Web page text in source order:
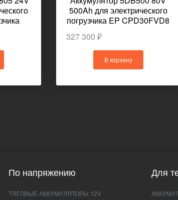
500Ah для электрического
погрузчика EP CPD30FVD8
327 300 ₽
В корзину
По напряжению
ТЯГОВЫЕ АККУМУЛЯТОРЫ 12V
Для